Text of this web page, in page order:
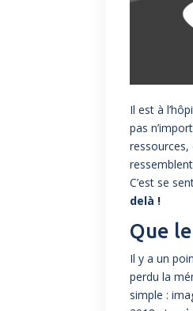
Il est à
pas
ressources,
C’est se
delà !
Que
Il y a un
perdu la
simple :